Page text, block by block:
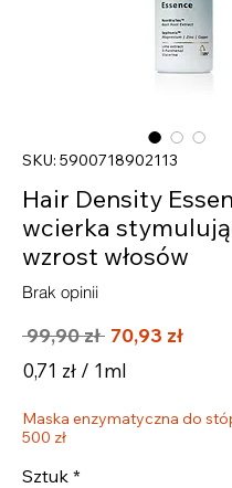
SKU: 5900718902113
Hair Density
wcierka
wzrost włosów
Brak opinii
99,90 zł Regularna
cena
70,93 zł
0,71 zł / 1ml
za
1
Mililitrów
Maska enzymatyczna do
500 zł
Sztuk *